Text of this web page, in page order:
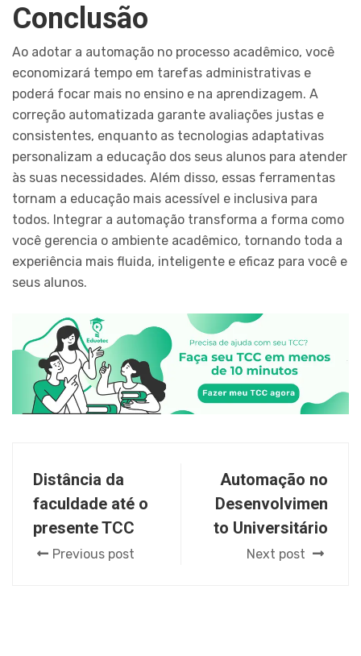
Conclusão
Ao adotar a automação no processo acadêmico, você
economizará tempo em tarefas administrativas e
poderá focar mais no ensino e na aprendizagem. A
correção automatizada garante avaliações justas e
consistentes, enquanto as tecnologias adaptativas
personalizam a educação dos seus alunos para atender
às suas necessidades. Além disso, essas ferramentas
tornam a educação mais acessível e inclusiva para
todos. Integrar a automação transforma a forma como
você gerencia o ambiente acadêmico, tornando toda a
experiência mais fluida, inteligente e eficaz para você e
seus alunos.
Distância da
faculdade até o
presente TCC
Previous post
Automação no
Desenvolvimen
to Universitário
Next post